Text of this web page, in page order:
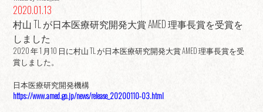
2020.01.13
村山 TL が日本医療研究開発大賞 AMED 理事長賞を受賞を
しました
2020 年 1 月10 日に村山 TL が日本医療研究開発大賞 AMED 理事長賞を受
賞しました。
日本医療研究開発機構
https://www.amed.go.jp/news/release_20200110-03.html